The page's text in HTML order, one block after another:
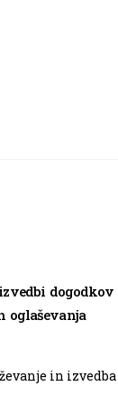
dogodkov
oglaševanja
in izvedba